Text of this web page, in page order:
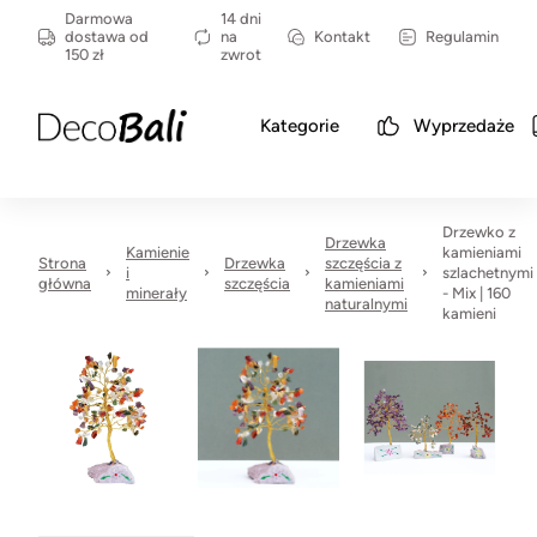
Darmowa
dostawa od
150 zł
14 dni
na
zwrot
Kontakt Regulamin
Kategorie Wyprzedaże
Strona
główna
Kamienie
i
minerały
Drzewka
szczęścia
Drzewka
szczęścia z
kamieniami
naturalnymi
Drzewko z
kamieniami
szlachetnymi
- Mix | 160
kamieni